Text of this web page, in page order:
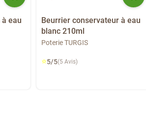
eau
Beurrier conservateur à eau
blanc 210ml
Poterie TURGIS
⭐5/5(5 Avis)